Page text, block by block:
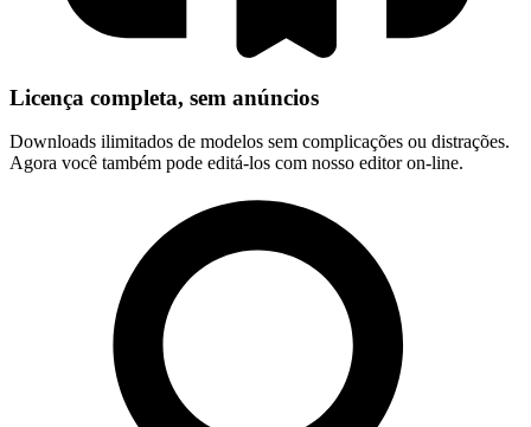
Licença completa, sem anúncios
Downloads ilimitados de modelos sem complicações ou distrações.
Agora você também pode editá-los com nosso editor on-line.